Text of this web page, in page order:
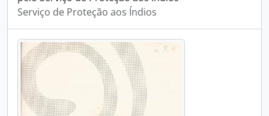
Serviço de Proteção aos Índios